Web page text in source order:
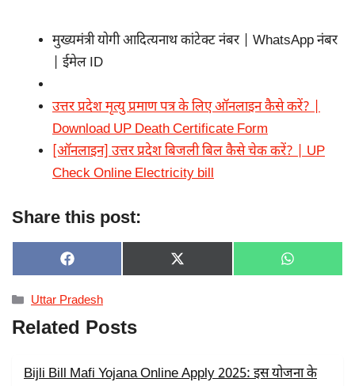
मुख्यमंत्री योगी आदित्यनाथ कांटेक्ट नंबर | WhatsApp नंबर
| ईमेल ID
उत्तर प्रदेश मृत्यु प्रमाण पत्र के लिए ऑनलाइन कैसे करें? |
Download UP Death Certificate Form
[ऑनलाइन] उत्तर प्रदेश बिजली बिल कैसे चेक करें? | UP
Check Online Electricity bill
Share this post:
SHARE
ON
F
A
C
E
B
O
SHARE
ON
X
(
R
SHARE
ON
W
H
Categories
Uttar Pradesh
Related Posts
Bijli Bill Mafi Yojana Online Apply 2025: इस योजना के